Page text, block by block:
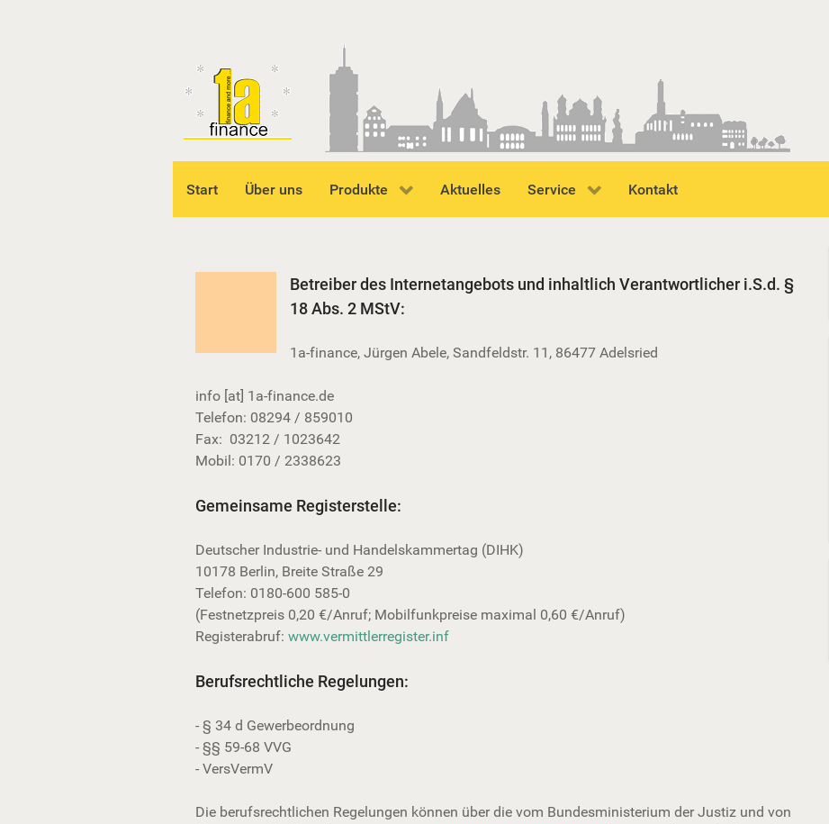
Start Über uns Produkte Aktuelles Service Kontakt
Betreiber des Internetangebots und inhaltlich Verantwortlicher i.S.d. §
18 Abs. 2 MStV:
1a-finance, Jürgen Abele, Sandfeldstr. 11, 86477 Adelsried
info [at] 1a-finance.de
Telefon: 08294 / 859010
Fax: 03212 / 1023642
Mobil: 0170 / 2338623
Gemeinsame Registerstelle:
Deutscher Industrie- und Handelskammertag (DIHK)
10178 Berlin, Breite Straße 29
Telefon: 0180-600 585-0
(Festnetzpreis 0,20 €/Anruf; Mobilfunkpreise maximal 0,60 €/Anruf)
Registerabruf: www.vermittlerregister.inf
Berufsrechtliche Regelungen:
- § 34 d Gewerbeordnung
- §§ 59-68 VVG
- VersVermV
Die berufsrechtlichen Regelungen können über die vom Bundesministerium der Justiz und von